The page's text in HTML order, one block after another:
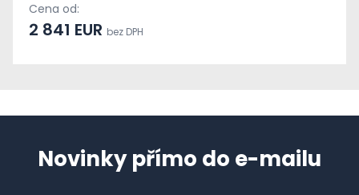
Cena od:
2 841 EUR bez DPH
Novinky přímo do e-mailu